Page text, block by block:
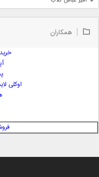
امیر علی
ایمان غلامی
بابک جهانبخش
همکاران
اوکلی